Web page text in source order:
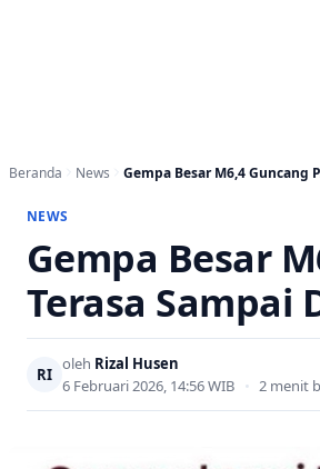
Beranda News Gempa Besar M6,4 Guncang
NEWS
Gempa Besar
Terasa Sampai
RI
oleh Rizal Husen
6 Februari 2026, 14:56 WIB • 2 menit